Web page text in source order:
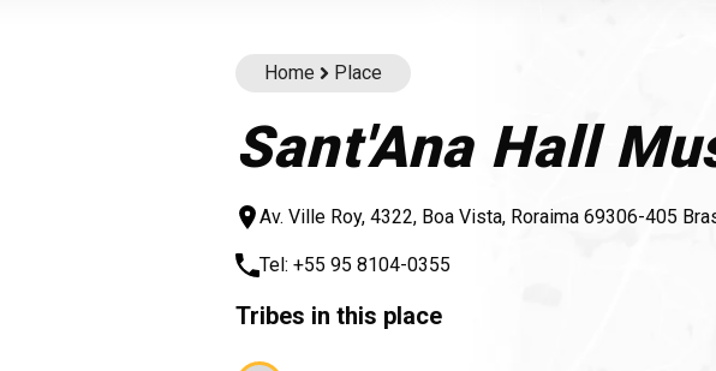
Home Place
Sant'Ana Hall
Av. Ville Roy, 4322, Boa Vista, Roraima 69306-405
Tel: +55 95 8104-0355
Tribes in this place